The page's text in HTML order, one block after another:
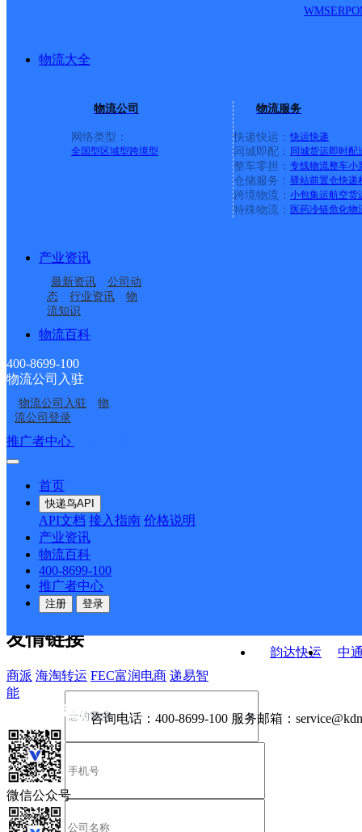
WMSERP
物流大全
物流公司
网络类型：
全国型 区域型跨境型
物流服务
快递快运： 快运快递
同城即配： 同城货运即时配
整车零担： 专线物流整车小
仓储服务： 驿站前置仓快递
跨境物流： 小包集运航空货
特殊物流： 医药冷链危化物
产业资讯
最新资讯
公司动
态
行业资讯
物
流知识
物流百科
400-8699-100
物流公司入驻
物流公司入驻
物
流公司登录
推广者中心
首页
快递鸟API
API文档 接入指南 价格说明
产业资讯
物流百科
400-8699-100
推广者中心
注册 登录
区分部
河北衡水公司桃城分部
河北衡水公司福星分部
河北衡水公司鑫博仓储
分部
河北衡水公司新华东路
军星商贸寄存点分部
河北衡水公司桃城区东
方太阳城寄存分部
河北衡水公司
韵达快运
中
接口API
API接口 DEMO下载
关于我们
公司介绍 企业动态
合作伙伴 快递鸟接口服务协议
户隐私政策
友情链接
商派 海淘转运 FEC富润电商 递易智
能
咨询电话： 400-8699-100 服务邮箱：
微信公众号